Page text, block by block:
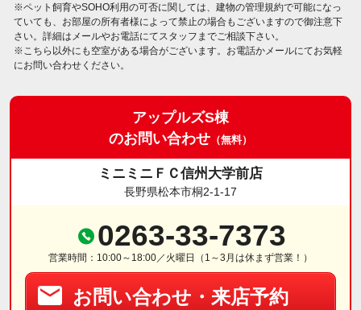
※ペット飼育やSOHO利用の可否に関しては、建物の管理規約で可能になっ
ていても、お部屋の所有者様によって禁止の場合もございますので御注意下
さい。詳細はメールやお電話にてスタッフまでご相談下さい。
※こちら以外にも空室がある場合がございます。お電話かメールにてお気軽
にお問い合わせください。
アップルズS棟
のお問い合わせ （無料）
ミニミニＦＣ信州大学前店
長野県松本市桐2-1-17
0263-33-7373
営業時間：10:00～18:00／火曜日（1～3月は休まず営業！）
お問い合わせ・来店予約